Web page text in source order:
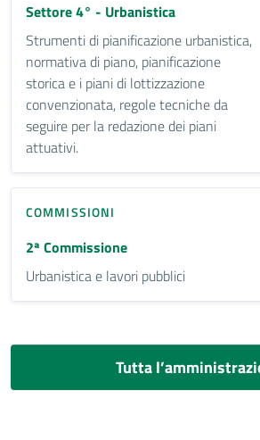
Settore 4° - Urbanistica
Strumenti di pianificazione urbanistica,
normativa di piano, pianificazione
storica e i piani di lottizzazione
convenzionata, regole tecniche da
seguire per la redazione dei piani
attuativi.
COMMISSIONI
2ª Commissione
Urbanistica e lavori pubblici
Tutta